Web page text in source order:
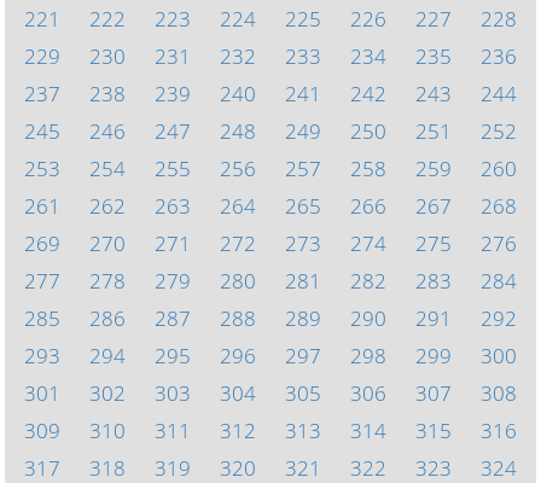
221
222 223 224 225 226 227
228
229
230 231 232 233 234 235
236
237
238 239 240 241 242 243
244
245
246 247 248 249 250 251
252
253
254 255 256 257 258 259
260
261
262 263 264 265 266 267
268
269
270 271 272 273 274 275
276
277
278 279 280 281 282 283
284
285
286 287 288 289 290 291
292
293
294 295 296 297 298 299
300
301
302 303 304 305 306 307
308
309
310 311 312 313 314 315
316
317
318 319 320 321 322 323
324